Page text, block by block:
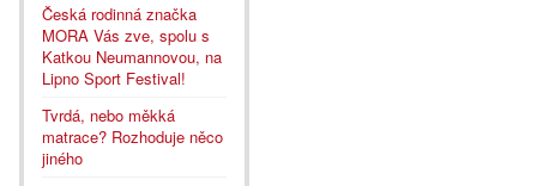
Česká rodinná značka
MORA Vás zve, spolu s
Katkou Neumannovou, na
Lipno Sport Festival!
Tvrdá, nebo měkká
matrace? Rozhoduje něco
jiného